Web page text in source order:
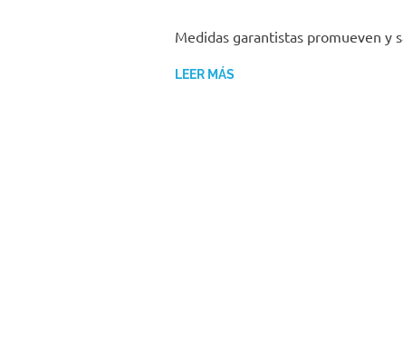
Medidas garantistas promueven y
LEER MÁS